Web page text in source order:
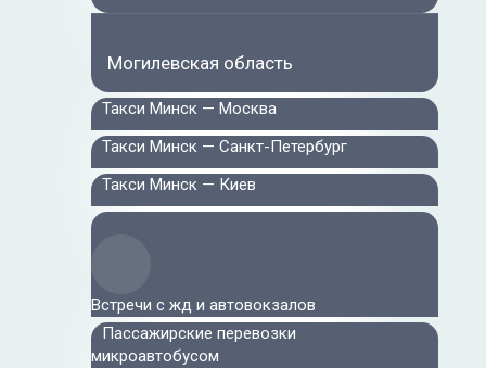
Могилевская область
Такси Минск — Москва
Такси Минск — Санкт-Петербург
Такси Минск — Киев
Встречи с жд и автовокзалов
Пассажирские перевозки
микроавтобусом